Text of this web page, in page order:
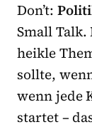
Don’t:
Small Talk.
heikle
sollte,
wenn jede
startet –